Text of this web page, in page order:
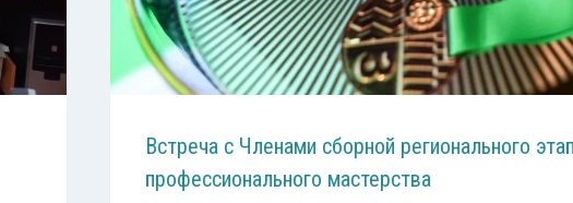
Встреча с Членами сборной регионального
профессионального мастерства